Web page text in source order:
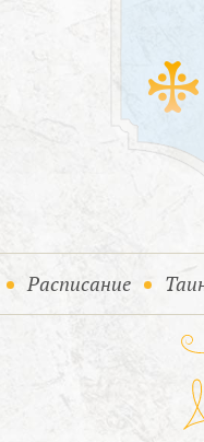
(current)
Расписание